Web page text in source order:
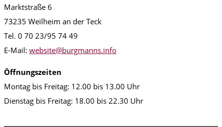
Marktstraße 6
73235 Weilheim an der Teck
Tel. 0 70 23/95 74 49
E-Mail: website@burgmanns.info
Öffnungszeiten
Montag bis Freitag: 12.00 bis 13.00 Uhr
Dienstag bis Freitag: 18.00 bis 22.30 Uhr